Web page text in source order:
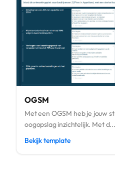
OGSM
Met een OGSM heb je jouw
oogopslag inzichtelijk. Met d...
Bekijk template